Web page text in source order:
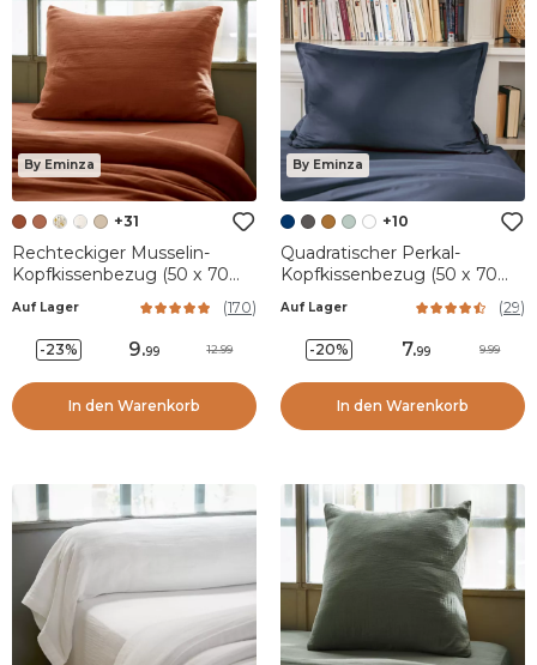
By Eminza
+31
Rechteckiger Musselin-
Kopfkissenbezug (50 x 70
Auf Lager (170)
-23% 9.99 12.99
In den Warenkorb
By Eminza
+10
Quadratischer Perkal-
Kopfkissenbezug (50 x 70
Auf Lager (29)
-20% 7.99 9.99
In den Warenkorb